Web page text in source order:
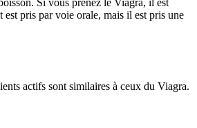
Si vous prenez le Viagra, il est
pris par voie orale, mais il est pris une
actifs sont similaires à ceux du Viagra.